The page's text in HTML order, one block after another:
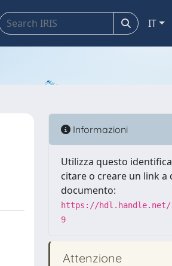
IT
Informazioni
Utilizza questo
citare o creare un link a
documento:
https://hdl.handle.net/
9
Attenzione